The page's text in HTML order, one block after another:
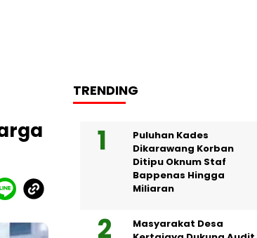
TRENDING
Puluhan Kades
Dikarawang Korban
Ditipu Oknum Staf
Bappenas Hingga
Miliaran
Masyarakat Desa